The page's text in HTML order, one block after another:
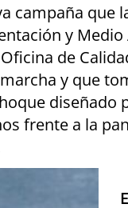
campaña que
y
de
y que
frente a la